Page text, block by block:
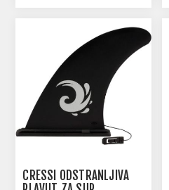
CRESSI ODSTRANLJIVA